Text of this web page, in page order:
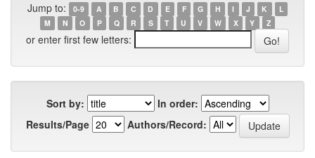
Jump to: 0-9 A B C D E F G H I J K
L
M
N O P Q R S T U V W X Y Z
or enter first few letters:
Sort by:
In order:
Results/Page
Authors/Record: